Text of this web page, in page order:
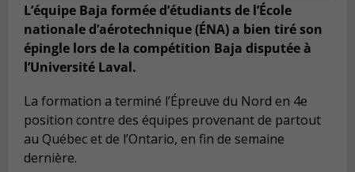
L’équipe Baja formée d’étudiants de l’École
nationale d’aérotechnique (ÉNA) a bien tiré son
épingle lors de la compétition Baja disputée à
l’Université Laval.
La formation a terminé l’Épreuve du Nord en 4e
position contre des équipes provenant de partout
au Québec et de l’Ontario, en fin de semaine
dernière.